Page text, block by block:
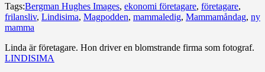
Tags:Bergman Hughes Images, ekonomi företagare, företagare,
frilansliv, Lindisima, Magpodden, mammaledig, Mammamåndag, ny
mamma
Linda är företagare. Hon driver en blomstrande firma som fotograf.
LINDISIMA